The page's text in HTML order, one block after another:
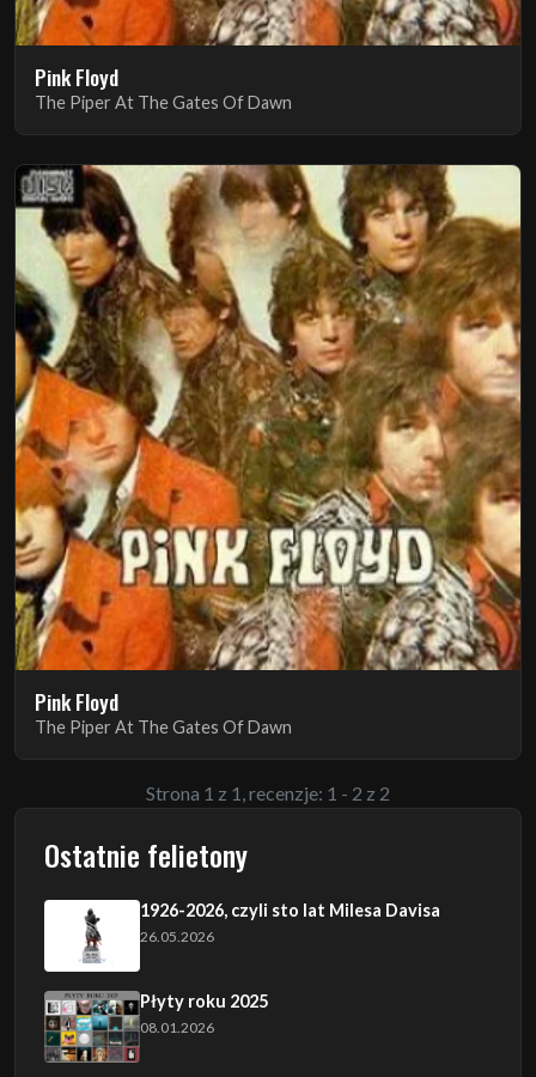
Pink Floyd
The Piper At The Gates Of Dawn
Pink Floyd
The Piper At The Gates Of Dawn
Strona 1 z 1, recenzje: 1 - 2 z 2
Ostatnie felietony
1926-2026, czyli sto lat Milesa Davisa
26.05.2026
Płyty roku 2025
08.01.2026